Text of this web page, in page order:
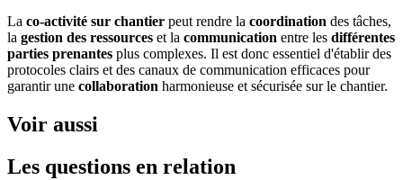
La co-activité sur chantier peut rendre la coordination des tâches,
la gestion des ressources et la communication entre les différentes
parties prenantes plus complexes. Il est donc essentiel d'établir des
protocoles clairs et des canaux de communication efficaces pour
garantir une collaboration harmonieuse et sécurisée sur le chantier.
Voir aussi
Les questions en relation